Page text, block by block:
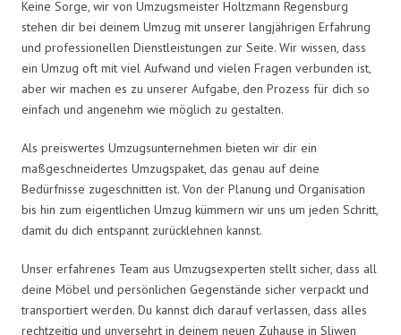
Keine Sorge, wir von Umzugsmeister Holtzmann Regensburg
stehen dir bei deinem Umzug mit unserer langjährigen Erfahrung
und professionellen Dienstleistungen zur Seite. Wir wissen, dass
ein Umzug oft mit viel Aufwand und vielen Fragen verbunden ist,
aber wir machen es zu unserer Aufgabe, den Prozess für dich so
einfach und angenehm wie möglich zu gestalten.
Als preiswertes Umzugsunternehmen bieten wir dir ein
maßgeschneidertes Umzugspaket, das genau auf deine
Bedürfnisse zugeschnitten ist. Von der Planung und Organisation
bis hin zum eigentlichen Umzug kümmern wir uns um jeden Schritt,
damit du dich entspannt zurücklehnen kannst.
Unser erfahrenes Team aus Umzugsexperten stellt sicher, dass all
deine Möbel und persönlichen Gegenstände sicher verpackt und
transportiert werden. Du kannst dich darauf verlassen, dass alles
rechtzeitig und unversehrt in deinem neuen Zuhause in Sliwen